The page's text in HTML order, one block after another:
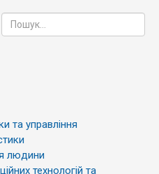
та управління
людини
технологій та